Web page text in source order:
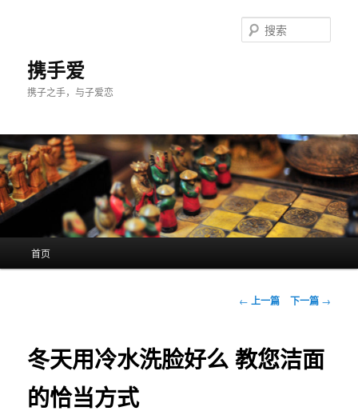
携手爱
携子之手，与子爱恋
索
首页
文
航
← 上一篇 下一篇 →
冬天用冷水洗脸好么 教您洁面
的恰当方式